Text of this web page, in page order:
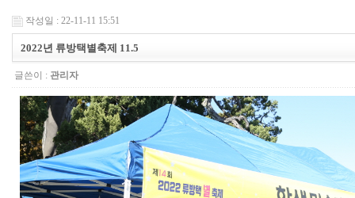
작성일 : 22-11-11 15:51
2022년 류방택별축제 11.5
글쓴이 : 관리자